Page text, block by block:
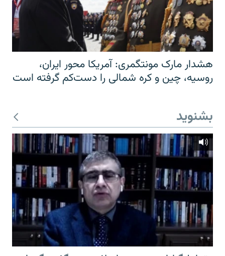
هشدار مارک مونتگمری: آمریکا محور ایران،
روسیه، چین و کره شمالی را دست‌کم گرفته است
بشنوید